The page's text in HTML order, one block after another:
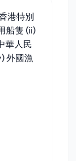
港特別
船隻 (ii)
華人民
外國漁